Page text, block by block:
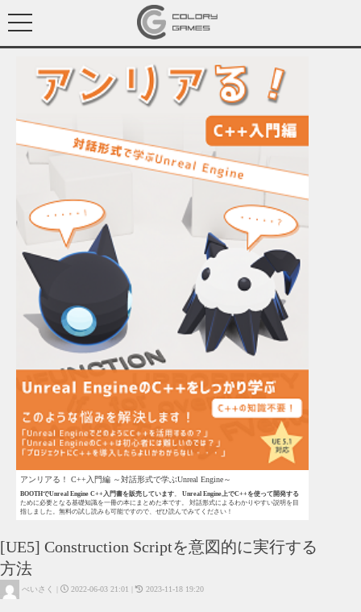
アンリアる！ C++入門編 ～対話形式で学ぶUnreal Engine～
BOOTHでUnreal Engine C++入門書を販売しています。Unreal Engine上でC++を使って開発する
ために必要となる基礎知識を一冊の本にまとめた本です。 対話形式によるわかりやすい説明を目
指しました。無料の試し読みも可能ですので、ぜひ読んでみてください！
[UE5] Construction Scriptを意図的に実行する
方法
べいさく 2022-06-03 21:01 2023-11-18 19:20